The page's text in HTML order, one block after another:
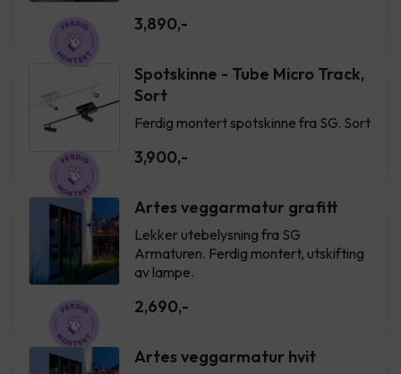
3,890,-
Spotskinne - Tube Micro Track,
Sort
Ferdig montert spotskinne fra SG. Sort
3,900,-
Artes veggarmatur grafitt
Lekker utebelysning fra SG
Armaturen. Ferdig montert, utskifting
av lampe.
2,690,-
Artes veggarmatur hvit